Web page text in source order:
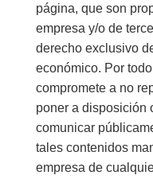
página, que son
empresa y/o de
derecho exclusivo
económico. Por
compromete a no
poner a disposición
comunicar
tales contenidos
empresa de